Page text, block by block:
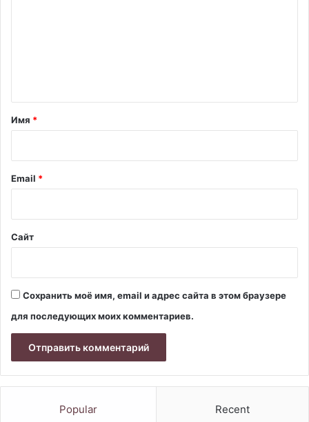
а
й
Имя *
Email *
Сайт
Сохранить моё имя, email и адрес сайта в этом браузере
для последующих моих комментариев.
Popular Recent